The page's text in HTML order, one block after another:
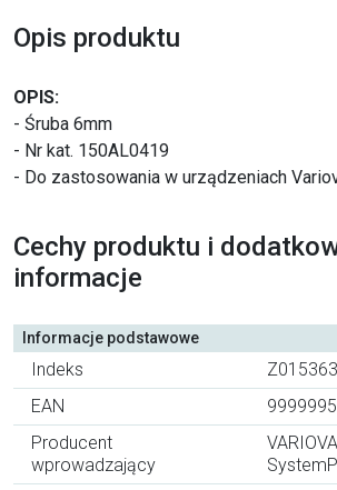
EFA: Historia i oferta
urządzeń dla przetwórstwa
mięsnego
Opis produktu
OPIS:
- Śruba 6mm
- Nr kat. 150AL0419
- Do zastosowania w urządzeniach
Cechy produktu i
informacje
Informacje podstawowe
Indeks
Z015363
EAN
Producent
wprowadzający